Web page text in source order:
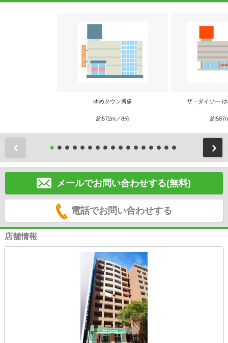
ゆめタウン博多
約572m／8分
ザ・ダイソー
約
メールでお問い合わせする(無料)
電話でお問い合わせする
店舗情報